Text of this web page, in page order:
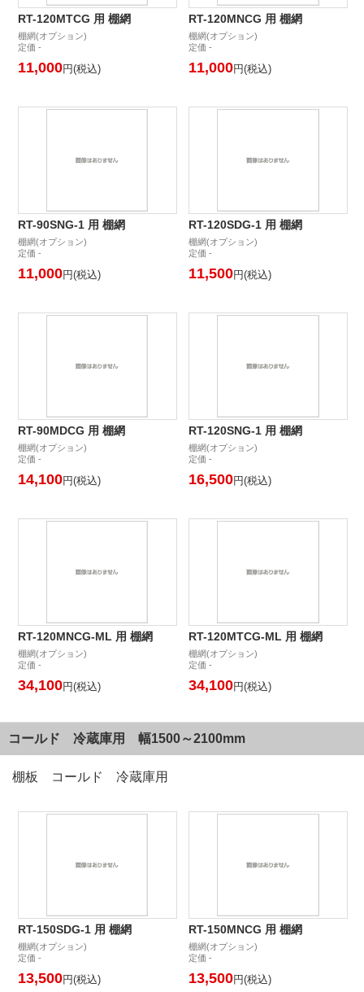
RT-120MTCG 用 棚網
棚網(オプション)
定価 -
11,000円(税込)
RT-120MNCG 用 棚網
棚網(オプション)
定価 -
11,000円(税込)
RT-90SNG-1 用 棚網
棚網(オプション)
定価 -
11,000円(税込)
RT-120SDG-1 用 棚網
棚網(オプション)
定価 -
11,500円(税込)
RT-90MDCG 用 棚網
棚網(オプション)
定価 -
14,100円(税込)
RT-120SNG-1 用 棚網
棚網(オプション)
定価 -
16,500円(税込)
RT-120MNCG-ML 用 棚網
棚網(オプション)
定価 -
34,100円(税込)
RT-120MTCG-ML 用 棚網
棚網(オプション)
定価 -
34,100円(税込)
コールド 冷蔵庫用 幅1500～2100mm
棚板 コールド 冷蔵庫用
RT-150SDG-1 用 棚網
棚網(オプション)
定価 -
13,500円(税込)
RT-150MNCG 用 棚網
棚網(オプション)
定価 -
13,500円(税込)